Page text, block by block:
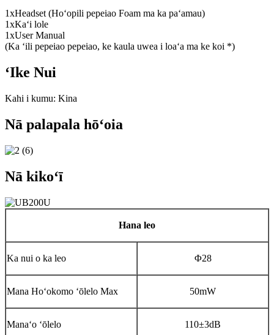
1xHeadset (Hoʻopili pepeiao Foam ma ka paʻamau)
1xKaʻi lole
1xUser Manual
(Ka ʻili pepeiao pepeiao, ke kaula uwea i loaʻa ma ke koi *)
ʻIke Nui
Kahi i kumu: Kina
Nā palapala hōʻoia
Nā kikoʻī
Hana leo
Ka nui o ka leo Φ28
Mana Hoʻokomo ʻōlelo Max 50mW
Manaʻo ʻōlelo 110±3dB